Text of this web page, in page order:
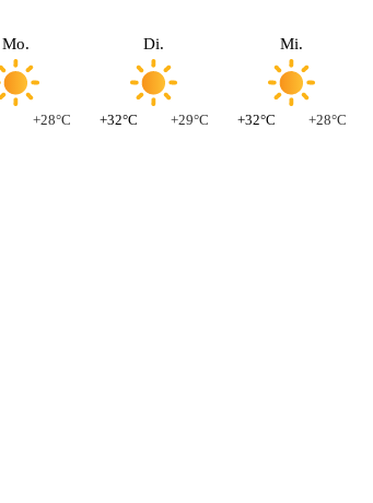
Mo.
+28°C
Di.
+32°C +29°C
Mi.
+32°C +28°C